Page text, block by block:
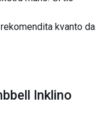
kvanto da
Inklino